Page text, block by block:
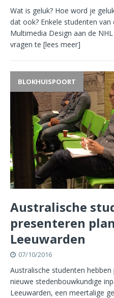
Wat is geluk? Hoe word je
dat ook? Enkele studenten
Multimedia Design aan de
vragen te [lees meer]
BLOKHUISPOORT
Australische
presenteren
Leeuwarden
07/10/2016
Australische studenten
nieuwe stedenbouwkundige
Leeuwarden, een meertalige